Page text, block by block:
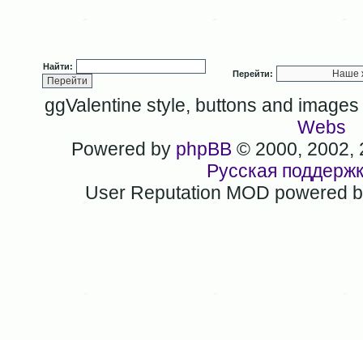
Найти:
Перейти:
ggValentine style, buttons and
Webs
Powered by phpBB © 2000, 2002,
Русская
User Reputation MOD powered